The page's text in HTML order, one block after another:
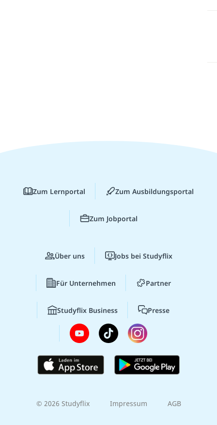
Zum Lernportal Zum Ausbildungsportal
Zum Jobportal
Über uns Jobs bei Studyflix
Für Unternehmen Partner
Studyflix Business Presse
© 2026 Studyflix Impressum AGB